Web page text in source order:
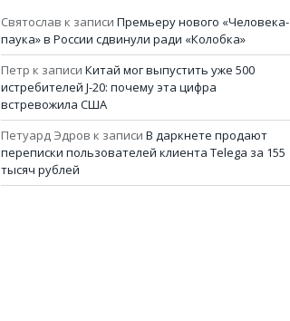
Святослав к записи Премьеру нового «Человека-
паука» в России сдвинули ради «Колобка»
Петр к записи Китай мог выпустить уже 500
истребителей J-20: почему эта цифра
встревожила США
Петуард Эдров к записи В даркнете продают
переписки пользователей клиента Telega за 155
тысяч рублей